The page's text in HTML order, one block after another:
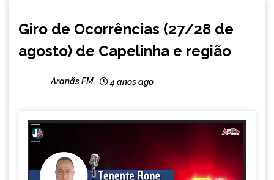
NOTÍCIAS
Giro de Ocorrências (27/28 de
agosto) de Capelinha e região
Aranãs FM 4 anos ago